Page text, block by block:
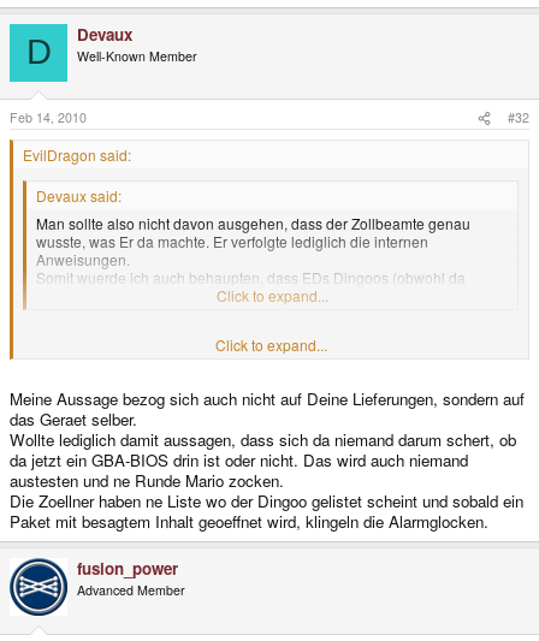
D Devaux
Well-Known Member
Feb 14, 2010 #32
EvilDragon said:
Devaux said:
Man sollte also nicht davon ausgehen, dass der Zollbeamte genau
wusste, was Er da machte. Er verfolgte lediglich die internen
Anweisungen.
Somit wuerde ich auch behaupten, dass EDs Dingoos (obwohl da
keinerlei Copyright verletzt wuerde) beim Zoll haengen blieben.
Click to expand...
Denke ich nicht, da diese erst am Donnerstag abgeschickt wurden und ich
diese nicht direkt aus HK bekomme sondern aus England.
dann von Craig erfahren, aber so wie ich das bisher mitbekommen habe, ist
da der Zoll bei weitem nicht so genau und pingelig wie unserer hier.
Click to expand...
Meine Aussage bezog sich auch nicht auf Deine Lieferungen, sondern auf
das Geraet selber.
Wollte lediglich damit aussagen, dass sich da niemand darum schert, ob
da jetzt ein GBA-BIOS drin ist oder nicht. Das wird auch niemand
austesten und ne Runde Mario zocken.
Die Zoellner haben ne Liste wo der Dingoo gelistet scheint und sobald ein
Paket mit besagtem Inhalt geoeffnet wird, klingeln die Alarmglocken.
fusion_power
Advanced Member